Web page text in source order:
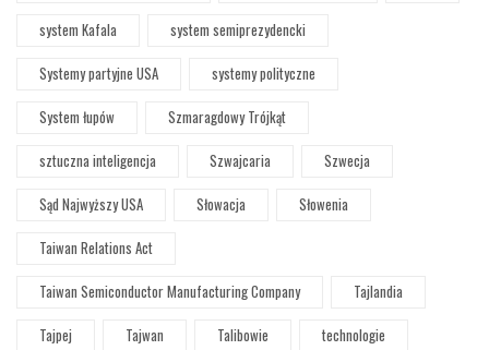
system Kafala
system semiprezydencki
Systemy partyjne USA
systemy polityczne
System łupów
Szmaragdowy Trójkąt
sztuczna inteligencja
Szwajcaria
Szwecja
Sąd Najwyższy USA
Słowacja
Słowenia
Taiwan Relations Act
Taiwan Semiconductor Manufacturing Company
Tajlandia
Tajpej
Tajwan Talibowie
technologie